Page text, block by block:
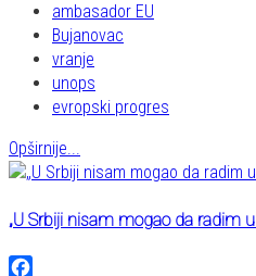
ambasador EU
Bujanovac
vranje
unops
evropski progres
Opširnije...
„U Srbiji nisam mogao da radim